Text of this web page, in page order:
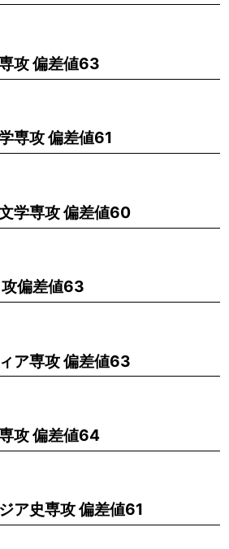
攻 偏差値63
専攻 偏差値61
学専攻 偏差値60
偏差値63
ア専攻 偏差値63
攻 偏差値64
ア史専攻 偏差値61